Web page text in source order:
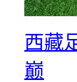
西藏
巅